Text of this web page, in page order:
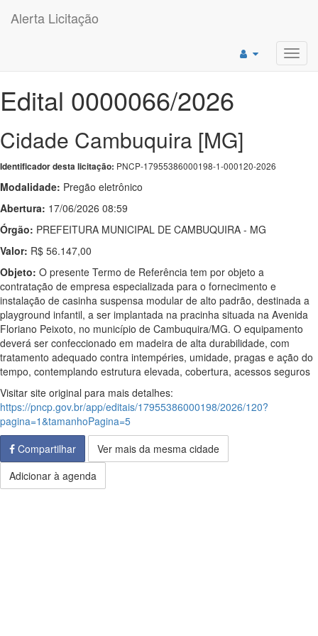
Alerta Licitação
Edital 0000066/2026
Cidade Cambuquira [MG]
Identificador desta licitação: PNCP-17955386000198-1-000120-2026
Modalidade: Pregão eletrônico
Abertura: 17/06/2026 08:59
Órgão: PREFEITURA MUNICIPAL DE CAMBUQUIRA - MG
Valor: R$ 56.147,00
Objeto: O presente Termo de Referência tem por objeto a
contratação de empresa especializada para o fornecimento e
instalação de casinha suspensa modular de alto padrão, destinada a
playground infantil, a ser implantada na pracinha situada na Avenida
Floriano Peixoto, no município de Cambuquira/MG. O equipamento
deverá ser confeccionado em madeira de alta durabilidade, com
tratamento adequado contra intempéries, umidade, pragas e ação do
tempo, contemplando estrutura elevada, cobertura, acessos seguros
Visitar site original para mais detalhes:
https://pncp.gov.br/app/editais/17955386000198/2026/120?
pagina=1&tamanhoPagina=5
Compartilhar
Ver mais da mesma cidade
Adicionar à agenda